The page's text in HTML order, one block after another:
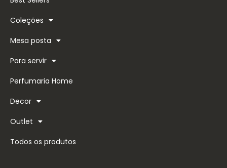
Coleções
Mesa posta
Para servir
Perfumaria Home
Decor
Outlet
Todos os produtos